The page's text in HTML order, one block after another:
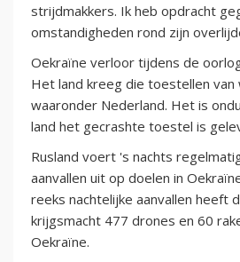
strijdmakkers. Ik heb opdracht
omstandigheden rond zijn
Oekraïne verloor tijdens de
Het land kreeg die toestellen van
waaronder Nederland. Het is
land het gecrashte toestel is
Rusland voert 's nachts
aanvallen uit op doelen in
reeks nachtelijke aanvallen heeft
krijgsmacht 477 drones en 60
Oekraïne.